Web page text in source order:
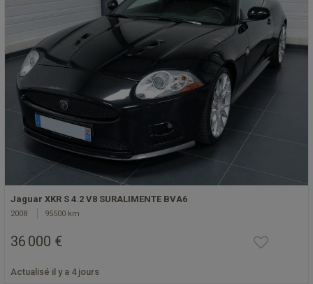
Jaguar XKR S 4.2 V8 SURALIMENTE BVA6
2008 95500 km
36 000 €
Actualisé il y a 4 jours